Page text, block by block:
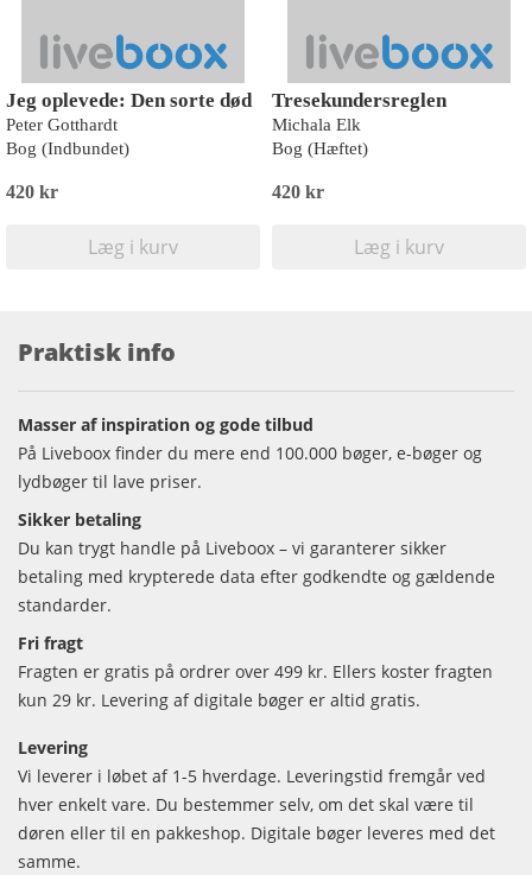
Jeg oplevede: Den sorte død
Peter Gotthardt
Bog (Indbundet)
420 kr
Læg i kurv
Tresekundersreglen
Michala Elk
Bog (Hæftet)
420 kr
Læg i kurv
Praktisk info
Masser af inspiration og gode tilbud
På Liveboox finder du mere end 100.000 bøger, e-bøger og
lydbøger til lave priser.
Sikker betaling
Du kan trygt handle på Liveboox – vi garanterer sikker
betaling med krypterede data efter godkendte og gældende
standarder.
Fri fragt
Fragten er gratis på ordrer over 499 kr. Ellers koster fragten
kun 29 kr. Levering af digitale bøger er altid gratis.
Levering
Vi leverer i løbet af 1-5 hverdage. Leveringstid fremgår ved
hver enkelt vare. Du bestemmer selv, om det skal være til
døren eller til en pakkeshop. Digitale bøger leveres med det
samme.